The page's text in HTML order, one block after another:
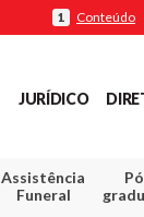
1 Conteúdo
JURÍDICO
Assistência
Funeral